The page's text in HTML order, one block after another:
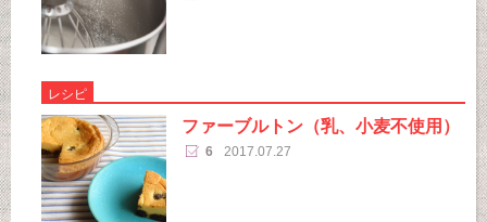
レシピ
ファーブルトン（乳、小麦不使用）
6 2017.07.27